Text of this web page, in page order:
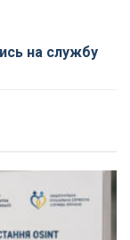
на службу